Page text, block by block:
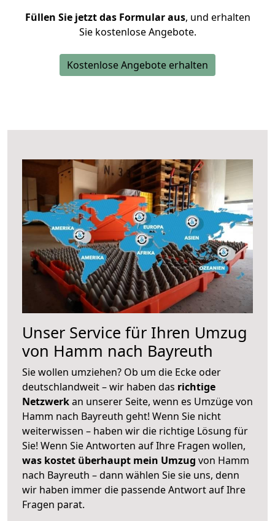
Füllen Sie jetzt das Formular aus, und erhalten
Sie kostenlose Angebote.
Kostenlose Angebote erhalten
Unser Service für Ihren Umzug
von Hamm nach Bayreuth
Sie wollen umziehen? Ob um die Ecke oder
deutschlandweit – wir haben das richtige
Netzwerkan unserer Seite, wenn es Umzüge von
Hamm nach Bayreuth geht! Wenn Sie nicht
weiterwissen – haben wir die richtige Lösung für
Sie! Wenn Sie Antworten auf Ihre Fragen wollen,
was kostet überhaupt mein Umzug von Hamm
nach Bayreuth – dann wählen Sie sie uns, denn
wir haben immer die passende Antwort auf Ihre
Fragen parat.